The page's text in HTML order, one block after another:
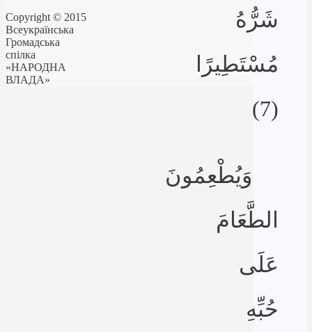
شَرُّهُ
مُسْتَطِيرًا
(7)
وَيُطْعِمُونَ
الطَّعَامَ
عَلَى
حُبِّهِ
Copyright © 2015
Всеукраїнська
Громадська
спілка
«НАРОДНА
ВЛАДА»